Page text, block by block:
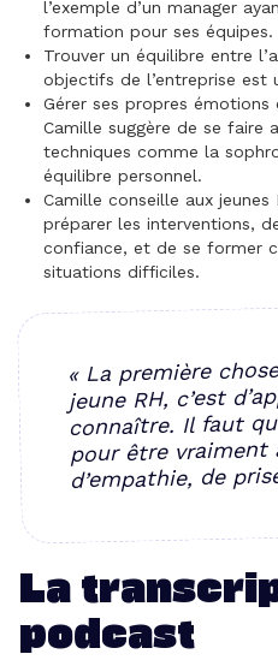
l’exemple d’un manager
formation pour ses équipes.
Trouver un équilibre entre
objectifs de l’entreprise est
Gérer ses propres
Camille suggère de se faire
techniques comme la
équilibre personnel.
Camille conseille aux
préparer les interventions,
confiance, et de se former
situations difficiles.
« La première
jeune RH, c’est
connaître. Il faut
pour être vraiment
d’empathie, de
La
podcast